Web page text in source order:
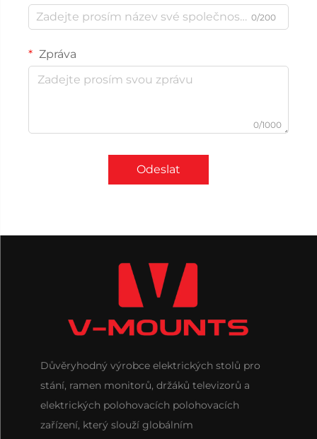
0/200
Zpráva
0/1000
Odeslat
Důvěryhodný výrobce elektrických stolů pro
stání, ramen monitorů, držáků televizorů a
elektrických polohovacích polohovacích
zařízení, který slouží globálním